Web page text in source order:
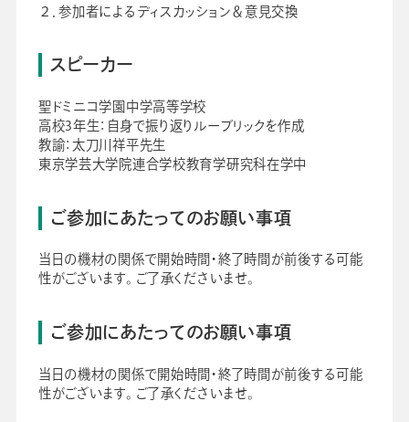
２．参加者によるディスカッション＆意見交換
スピーカー
聖ドミニコ学園中学高等学校
高校3年生：自身で振り返りルーブリックを作成
教諭：太刀川祥平先生
東京学芸大学院連合学校教育学研究科在学中
ご参加にあたってのお願い事項
当日の機材の関係で開始時間・終了時間が前後する可能
性がございます。 ご了承くださいませ。
ご参加にあたってのお願い事項
当日の機材の関係で開始時間・終了時間が前後する可能
性がございます。 ご了承くださいませ。